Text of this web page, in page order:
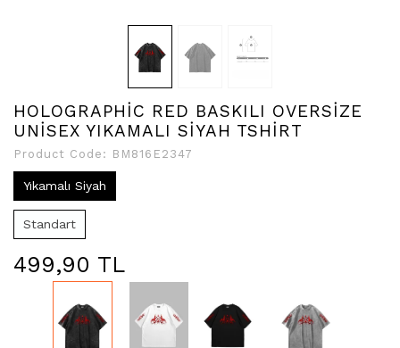
HOLOGRAPHİC RED BASKILI OVERSİZE
UNİSEX YIKAMALI SİYAH TSHİRT
Product Code: BM816E2347
Yıkamalı Siyah
Standart
499,90 TL